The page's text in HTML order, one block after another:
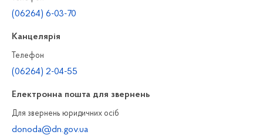
(06264) 6-03-70
Канцелярiя
Телефон
(06264) 2-04-55
Електронна пошта для звернень
Для звернень юридичних осiб
donoda@dn.gov.ua